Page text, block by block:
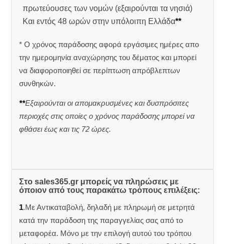
πρωτεύουσες των νομών (εξαιρούνται τα νησιά)
Και εντός 48 ωρών στην υπόλοιπη Ελλάδα**
* Ο χρόνος παράδοσης αφορά εργάσιμες ημέρες απο
την ημερομηνία αναχώρησης του δέματος και μπορεί
να διαφοροποιηθεί σε περίπτωση απρόβλεπτων
συνθηκών.
**Εξαιρούνται οι απομακρυσμένες και δυσπρόσιτες
περιοχές στις οποίες ο χρόνος παράδοσης μπορεί να
φθάσει έως και τις 72 ώρες.
Στο sales365.gr μπορείς να πληρώσεις με
όποιον από τους παρακάτω τρόπους επιλέξεις:
1.Με Αντικαταβολή, δηλαδή με πληρωμή σε μετρητά
κατά την παράδοση της παραγγελίας σας από το
μεταφορέα. Μόνο με την επιλογή αυτού του τρόπου